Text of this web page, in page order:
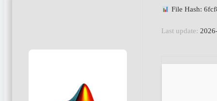
File Hash:
Last update: